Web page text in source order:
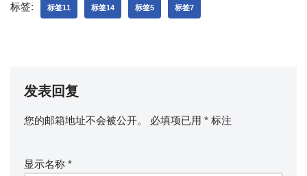
标签: 标签11 标签14 标签5 标签7
发表回复
您的邮箱地址不会被公开。 必填项已用 * 标注
显示名称 *